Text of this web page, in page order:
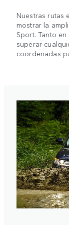
Nuestras rutas
mostrar la
Sport. Tanto
superar
coordenadas